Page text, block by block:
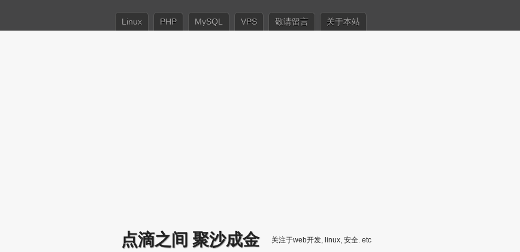
Linux PHP MySQL VPS 敬请留言 关于本站
点滴之间 聚沙成金 关注于web开发, linux, 安全. etc